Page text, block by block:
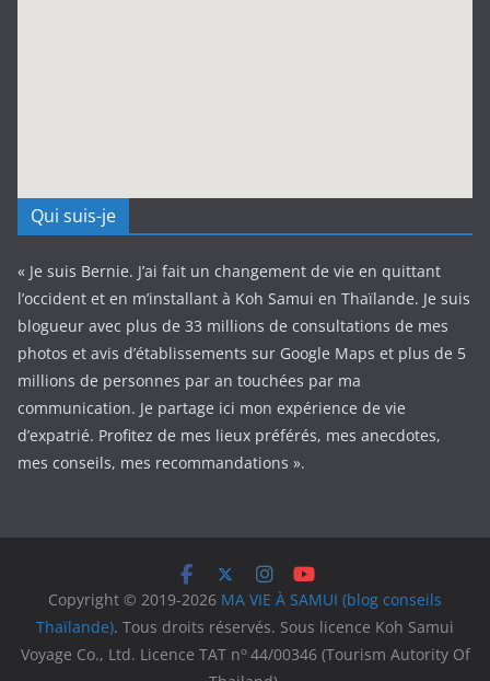
Qui suis-je
« Je suis Bernie. J’ai fait un changement de vie en quittant
l’occident et en m’installant à Koh Samui en Thaïlande. Je suis
blogueur avec plus de 33 millions de consultations de mes
photos et avis d’établissements sur Google Maps et plus de 5
millions de personnes par an touchées par ma
communication. Je partage ici mon expérience de vie
d’expatrié. Profitez de mes lieux préférés, mes anecdotes,
mes conseils, mes recommandations ».
Copyright © 2019-2026 MA VIE À SAMUI (blog conseils
Thaïlande). Tous droits réservés. Sous licence Koh Samui
Voyage Co., Ltd. Licence TAT no 44/00346 (Tourism Autority Of